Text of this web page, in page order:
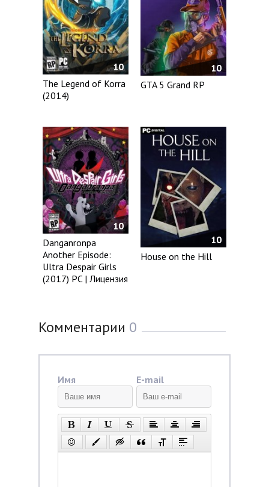
10
The Legend of Korra
(2014)
10
GTA 5 Grand RP
10
Danganronpa
Another Episode:
Ultra Despair Girls
(2017) PC | Лицензия
10
House on the Hill
Комментарии 0
Имя E-mail